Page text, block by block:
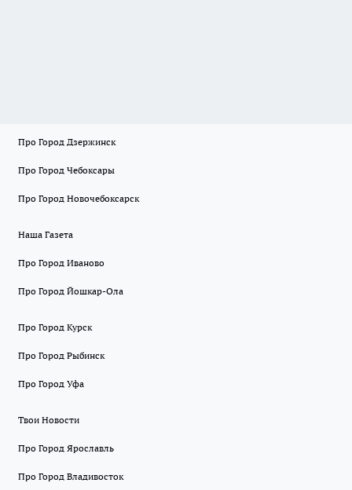
Про Город Дзержинск
Про Город Чебоксары
Про Город Новочебоксарск
Наша Газета
Про Город Иваново
Про Город Йошкар-Ола
Про Город Курск
Про Город Рыбинск
Про Город Уфа
Твои Новости
Про Город Ярославль
Про Город Владивосток